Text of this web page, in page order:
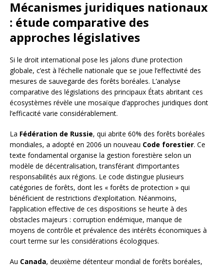
Mécanismes juridiques nationaux
: étude comparative des
approches législatives
Si le droit international pose les jalons d’une protection
globale, c’est à l’échelle nationale que se joue l’effectivité des
mesures de sauvegarde des forêts boréales. L’analyse
comparative des législations des principaux États abritant ces
écosystèmes révèle une mosaïque d’approches juridiques dont
l’efficacité varie considérablement.
La Fédération de Russie, qui abrite 60% des forêts boréales
mondiales, a adopté en 2006 un nouveau Code forestier. Ce
texte fondamental organise la gestion forestière selon un
modèle de décentralisation, transférant d’importantes
responsabilités aux régions. Le code distingue plusieurs
catégories de forêts, dont les « forêts de protection » qui
bénéficient de restrictions d’exploitation. Néanmoins,
l’application effective de ces dispositions se heurte à des
obstacles majeurs : corruption endémique, manque de
moyens de contrôle et prévalence des intérêts économiques à
court terme sur les considérations écologiques.
Au Canada, deuxième détenteur mondial de forêts boréales,